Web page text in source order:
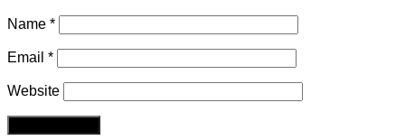
Name *
Email *
Website